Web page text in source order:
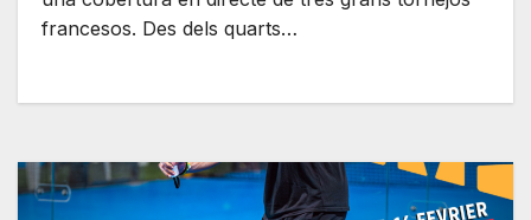
francesos. Des dels quarts…